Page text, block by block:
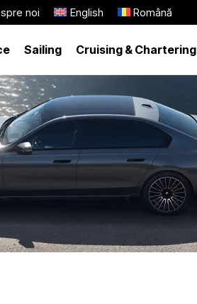
noi English Română
Sailing Cruising & Chartering